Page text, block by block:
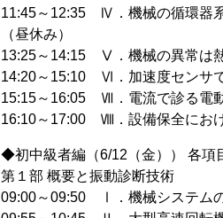
11:45～12:35 Ⅳ．機械の循環器
（昼休み）
13:25～14:15 Ⅴ．機械の異常は
14:20～15:10 Ⅵ．加速度センサ
15:15～16:05 Ⅶ．電流で診る電
16:10～17:00 Ⅷ．設備保全にお
◆初中級者編（6/12（金）） 各項
第１部 概要と振動診断技術
09:00～09:50 Ⅰ．機械システム